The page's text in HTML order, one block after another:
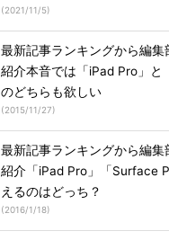
(2021/11/5)
最新記事ランキングから編集
紹介本音では「iPad Pro」と
のどちらも欲しい
(2015/11/27)
最新記事ランキングから編集
紹介「iPad Pro」「Surface
えるのはどっち？
(2016/1/18)